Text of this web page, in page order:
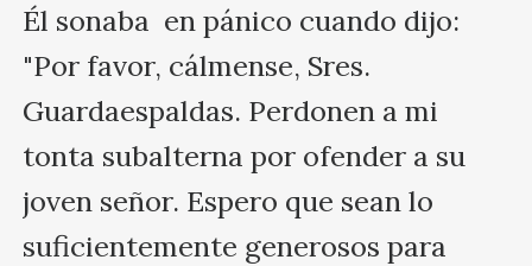
Él sonaba  en pánico cuando dijo:
"Por favor, cálmense, Sres.
Guardaespaldas. Perdonen a mi
tonta subalterna por ofender a su
joven señor. Espero que sean lo
suficientemente generosos para